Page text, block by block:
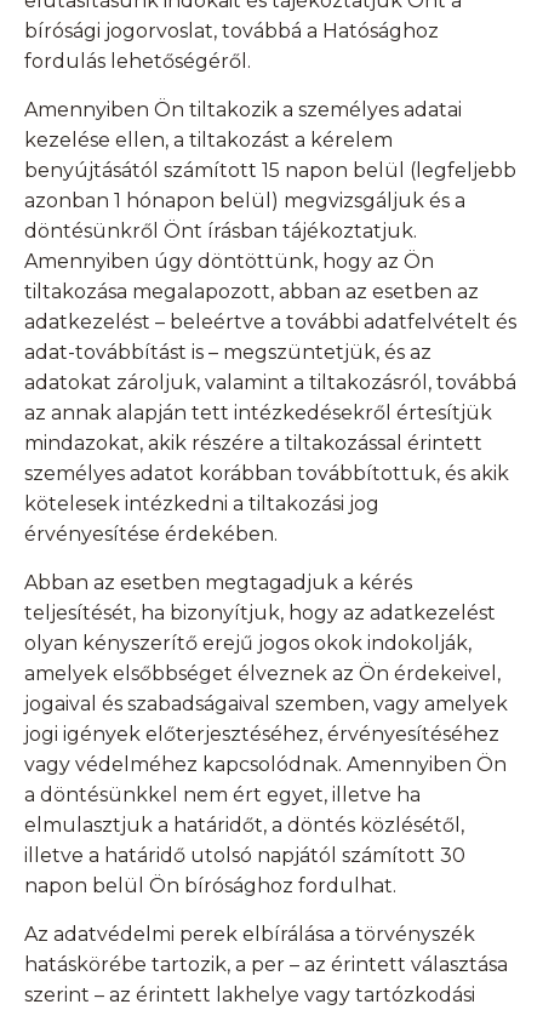
bírósági jogorvoslat, továbbá a Hatósághoz
fordulás lehetőségéről.
Amennyiben Ön tiltakozik a személyes adatai
kezelése ellen, a tiltakozást a kérelem
benyújtásától számított 15 napon belül (legfeljebb
azonban 1 hónapon belül) megvizsgáljuk és a
döntésünkről Önt írásban tájékoztatjuk.
Amennyiben úgy döntöttünk, hogy az Ön
tiltakozása megalapozott, abban az esetben az
adatkezelést – beleértve a további adatfelvételt és
adat-továbbítást is – megszüntetjük, és az
adatokat zároljuk, valamint a tiltakozásról, továbbá
az annak alapján tett intézkedésekről értesítjük
mindazokat, akik részére a tiltakozással érintett
személyes adatot korábban továbbítottuk, és akik
kötelesek intézkedni a tiltakozási jog
érvényesítése érdekében.
Abban az esetben megtagadjuk a kérés
teljesítését, ha bizonyítjuk, hogy az adatkezelést
olyan kényszerítő erejű jogos okok indokolják,
amelyek elsőbbséget élveznek az Ön érdekeivel,
jogaival és szabadságaival szemben, vagy amelyek
jogi igények előterjesztéséhez, érvényesítéséhez
vagy védelméhez kapcsolódnak. Amennyiben Ön
a döntésünkkel nem ért egyet, illetve ha
elmulasztjuk a határidőt, a döntés közlésétől,
illetve a határidő utolsó napjától számított 30
napon belül Ön bírósághoz fordulhat.
Az adatvédelmi perek elbírálása a törvényszék
hatáskörébe tartozik, a per – az érintett választása
szerint – az érintett lakhelye vagy tartózkodási